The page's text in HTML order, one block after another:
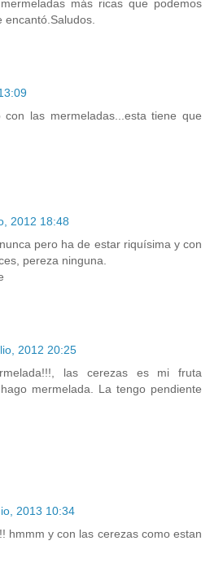
más ricas que podemos
encantó.Saludos.
las mermeladas...esta tiene que
2012 18:48
pero ha de estar riquísima y con
pereza ninguna.
2012 20:25
las cerezas es mi fruta
mermelada. La tengo pendiente
2013 10:34
hmmm y con las cerezas como estan